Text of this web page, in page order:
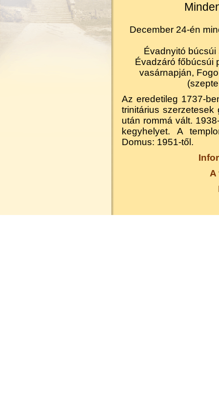
December 24-én
Évadnyitó
Évadzáró főbúcsúi
vasárnapján,
Az eredetileg 1737-
trinitárius
után rommá vált.
kegyhelyet. A
Domus: 1951-től.
A